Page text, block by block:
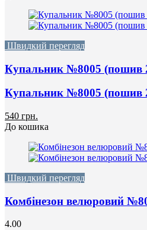
Швидкий перегляд
Купальник №8005 (пошив
Купальник №8005 (пошив
540 грн.
До кошика
Швидкий перегляд
Комбінезон велюровий
4.00